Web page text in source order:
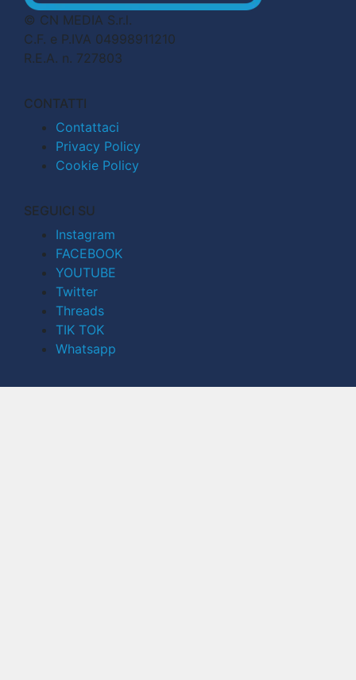
© CN MEDIA S.r.l.
C.F. e P.IVA 04998911210
R.E.A. n. 727803
CONTATTI
Contattaci
Privacy Policy
Cookie Policy
SEGUICI SU
Instagram
FACEBOOK
YOUTUBE
Twitter
Threads
TIK TOK
Whatsapp